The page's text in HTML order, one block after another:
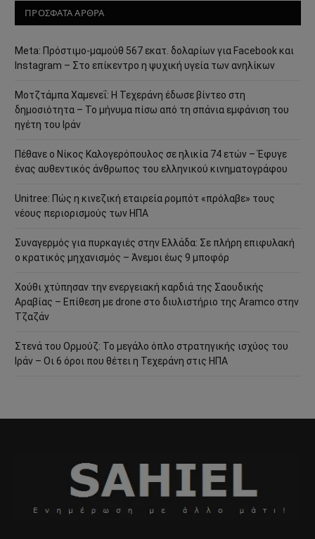
ΠΡΟΣΦΑΤΑ ΑΡΘΡΑ
Meta: Πρόστιμο-μαμούθ 567 εκατ. δολαρίων για Facebook και
Instagram – Στο επίκεντρο η ψυχική υγεία των ανηλίκων
Μοτζτάμπα Χαμενεΐ: Η Τεχεράνη έδωσε βίντεο στη
δημοσιότητα – Το μήνυμα πίσω από τη σπάνια εμφάνιση του
ηγέτη του Ιράν
Πέθανε ο Νίκος Καλογερόπουλος σε ηλικία 74 ετών – Έφυγε
ένας αυθεντικός άνθρωπος του ελληνικού κινηματογράφου
Unitree: Πώς η κινεζική εταιρεία ρομπότ «πρόλαβε» τους
νέους περιορισμούς των ΗΠΑ
Συναγερμός για πυρκαγιές στην Ελλάδα: Σε πλήρη επιφυλακή
ο κρατικός μηχανισμός – Άνεμοι έως 9 μποφόρ
Χούθι χτύπησαν την ενεργειακή καρδιά της Σαουδικής
Αραβίας – Επίθεση με drone στο διυλιστήριο της Aramco στην
Τζαζάν
Στενά του Ορμούζ: Το μεγάλο όπλο στρατηγικής ισχύος του
Ιράν – Οι 6 όροι που θέτει η Τεχεράνη στις ΗΠΑ